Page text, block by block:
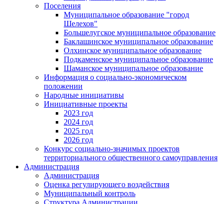
Поселения
Муниципальное образование "город
Шелехов"
Большелугское муниципальное образование
Баклашинское муниципальное образование
Олхинское муниципальное образование
Подкаменское муниципальное образование
Шаманское муниципальное образование
Информация о социально-экономическом
положении
Народные инициативы
Инициативные проекты
2023 год
2024 год
2025 год
2026 год
Конкурс социально-значимых проектов
территориального общественного самоуправления
Администрация
Администрация
Оценка регулирующего воздействия
Муниципальный контроль
Структура Администрации